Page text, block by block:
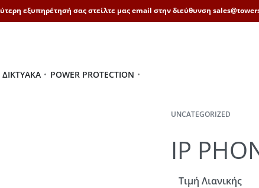
εξυπηρέτησή σας στείλτε μας email στην διεύθυνση
ΔΙΚΤΥΑΚΆ POWER PROTECTION
UNCATEGORIZED
IP
Τιμή Λιανικής